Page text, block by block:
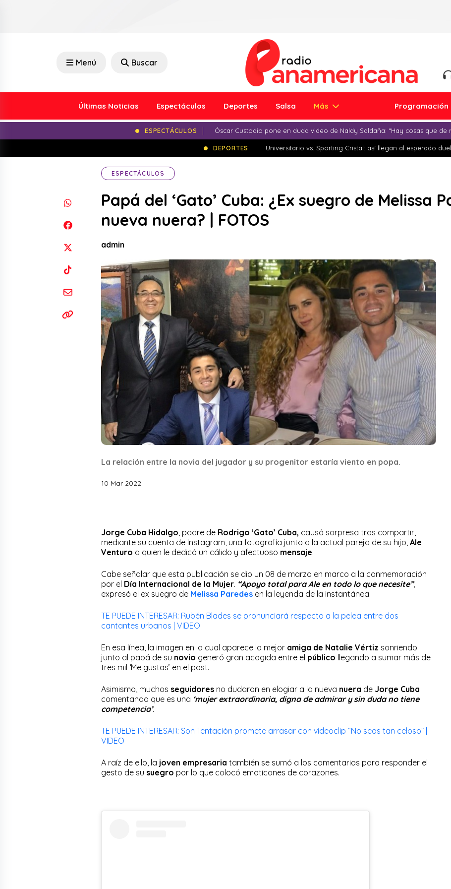
Menú Buscar
Últimas Noticias Espectáculos Deportes Salsa Más Programación
ESPECTÁCULOS Óscar Custodio pone en duda video de Naldy Saldaña: “Hay cosas que de
DEPORTES Universitario vs. Sporting Cristal: así llegan al esperado
ESPECTÁCULOS
Papá del ‘Gato’ Cuba: ¿Ex suegro de Melissa
nueva nuera? | FOTOS
admin
La relación entre la novia del jugador y su progenitor estaría viento en popa.
10 Mar 2022
Jorge Cuba Hidalgo , padre de Rodrigo ‘Gato’ Cuba, causó sorpresa tras compartir,
mediante su cuenta de Instagram, una fotografía junto a la actual pareja de su hijo, Ale
Venturo a quien le dedicó un cálido y afectuoso mensaje.
Cabe señalar que esta publicación se dio un 08 de marzo en marco a la conmemoración
por el Día Internacional de la Mujer. “Apoyo total para Ale en todo lo que necesite”,
expresó el ex suegro de Melissa Paredes en la leyenda de la instantánea.
TE PUEDE INTERESAR: Rubén Blades se pronunciará respecto a la pelea entre dos
cantantes urbanos | VIDEO
En esa línea, la imagen en la cual aparece la mejor amiga de Natalie Vértiz sonriendo
junto al papá de su novio generó gran acogida entre el público llegando a sumar más de
tres mil ‘Me gustas’ en el post.
Asimismo, muchos seguidores no dudaron en elogiar a la nueva nuera de Jorge Cuba
comentando que es una ‘mujer extraordinaria, digna de admirar y sin duda no tiene
competencia’.
TE PUEDE INTERESAR: Son Tentación promete arrasar con videoclip “No seas tan celoso” |
VIDEO
A raíz de ello, la joven empresaria también se sumó a los comentarios para responder el
gesto de su suegro por lo que colocó emoticones de corazones.